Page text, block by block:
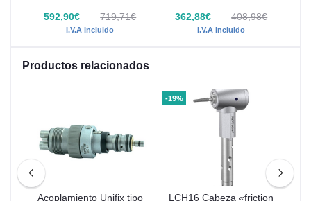
592,90€
719,71€
I.V.A Incluido
362,88€ 408,98€
I.V.A Incluido
Productos relacionados
Acoplamiento Unifix tipo
-19%
LCH16 Cabeza «friction